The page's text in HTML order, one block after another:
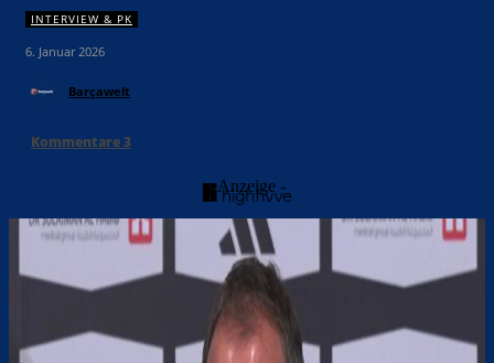
INTERVIEW & PK
6. Januar 2026
Barçawelt
Kommentare3
- Anzeige -